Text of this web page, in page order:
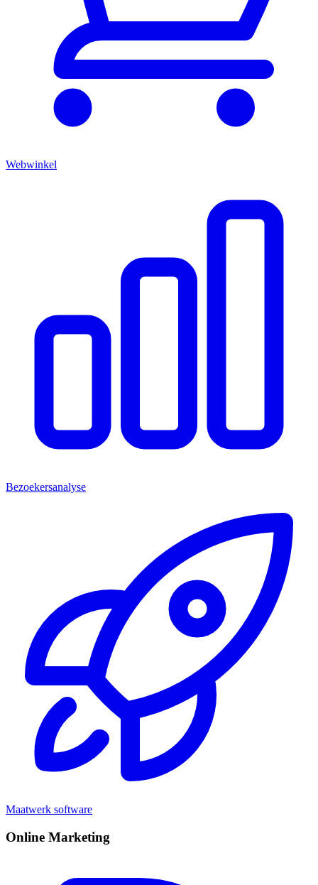
Webwinkel
Bezoekersanalyse
Maatwerk software
Online Marketing